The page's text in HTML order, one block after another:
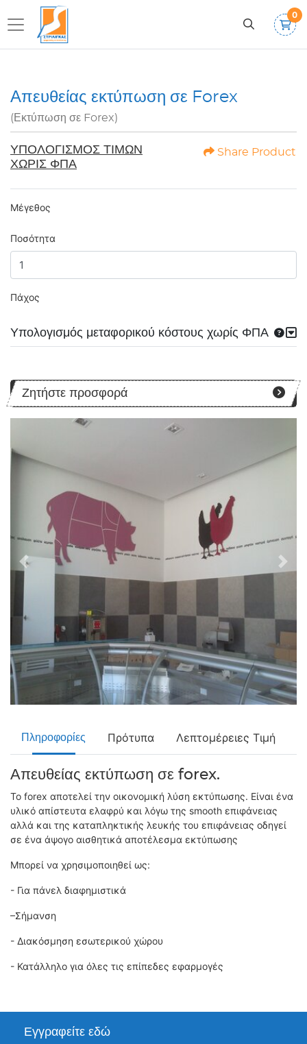
0
Απευθείας εκτύπωση σε Forex
(Εκτύπωση σε Forex)
ΥΠΟΛΟΓΙΣΜΟΣ ΤΙΜΩΝ
ΧΩΡΙΣ ΦΠΑ
Share Product
Μέγεθος
Ποσότητα
Πάχος
Υπολογισμός μεταφορικού κόστους χωρίς ΦΠΑ
Ζητήστε προσφορά
Πληροφορίες Πρότυπα Λεπτομέρειες Τιμή
Απευθείας εκτύπωση σε forex.
Το forex αποτελεί την οικονομική λύση εκτύπωσης. Είναι ένα
υλικό απίστευτα ελαφρύ και λόγω της smooth επιφάνειας
αλλά και της καταπληκτικής λευκής του επιφάνειας οδηγεί
σε ένα άψογο αισθητικά αποτέλεσμα εκτύπωσης
Μπορεί να χρησιμοποιηθεί ως:
- Για πάνελ διαφημιστικά
–Σήμανση
- Διακόσμηση εσωτερικού χώρου
- Κατάλληλο για όλες τις επίπεδες εφαρμογές
Εγγραφείτε εδώ